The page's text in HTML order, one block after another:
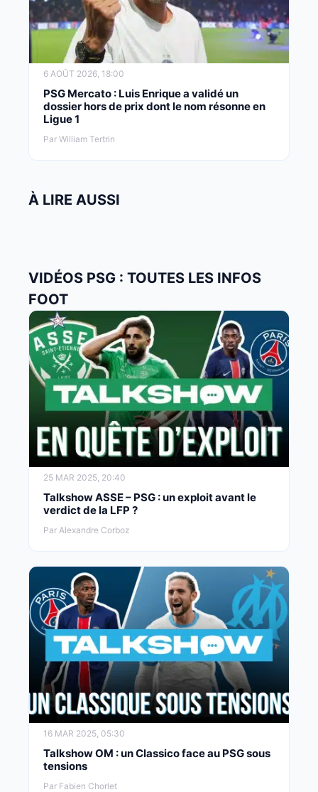
6 AOÛT 2026, 18:00
PSG Mercato : Luis Enrique a validé un
dossier hors de prix dont le nom résonne en
Ligue 1
Par William Tertrin
À LIRE AUSSI
VIDÉOS PSG : TOUTES LES INFOS
FOOT
25 MAR 2025, 20:40
Talkshow ASSE – PSG : un exploit avant le
verdict de la LFP ?
Par Alexandre Corboz
16 MAR 2025, 05:30
Talkshow OM : un Classico face au PSG sous
tensions
Par Fabien Chorlet